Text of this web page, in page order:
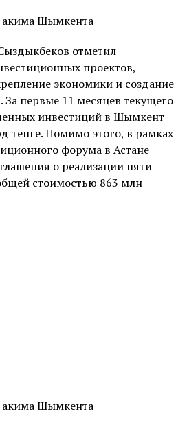
акима Шымкента
отметил
проектов,
экономики и создание
За первые 11 месяцев текущего
инвестиций в Шымкент
тенге. Помимо этого, в рамках
форума в Астане
о реализации пяти
стоимостью 863 млн
акима Шымкента